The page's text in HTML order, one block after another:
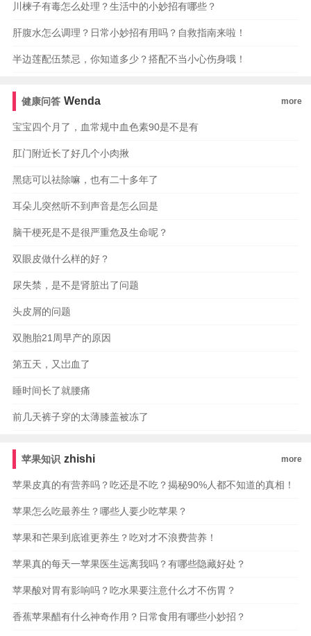
川楝子有毒怎么处理？生活中的小妙招有哪些？
肝腹水怎么调理？日常小妙招有用吗？自救指南来啦！
半边莲配伍禁忌，你知道多少？搭配不当小心伤身哦！
健康问答 Wenda more
宝宝四个月了，血常规中血色素90是不是有
肛门附近长了好几个小肉揪
黑痣可以祛除嘛，也有二十多年了
耳朵儿突然听不到声音是怎么回是
脑干梗死是不是很严重危及生命呢？
双眼皮做什么样的好？
尿失禁，是不是肾脏出了问题
头皮屑的问题
双胞胎21周早产的原因
第五天，又岀血了
睡时间长了就腰痛
前几天裤子穿的太薄膝盖被冻了
苹果知识 zhishi more
苹果皮真的有营养吗？吃还是不吃？揭秘90%人都不知道的真相！
苹果怎么吃最养生？哪些人要少吃苹果？
苹果和芒果到底谁更养生？吃对才不浪费营养！
苹果真的每天一苹果医生远离我吗？有哪些隐藏好处？
苹果酸对胃有影响吗？吃水果要注意什么才不伤胃？
香蕉苹果醋有什么神奇作用？日常食用有哪些小妙招？